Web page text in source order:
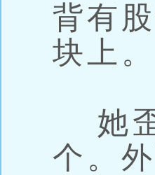
背有
块上。
她歪
个。